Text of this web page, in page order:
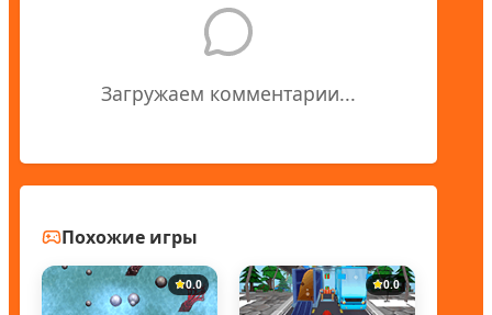
Загружаем комментарии...
Похожие игры
0.0 0.0